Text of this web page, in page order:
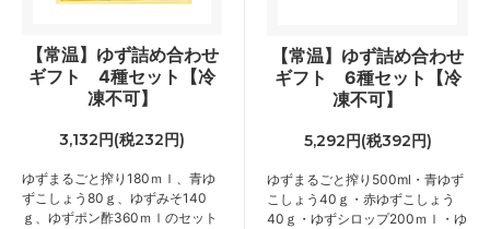
【常温】ゆず詰め合わせ
ギフト 4種セット【冷
凍不可】
3,132円(税232円)
ゆずまるごと搾り180ｍｌ、青ゆ
ずこしょう80ｇ、ゆずみそ140
ｇ、ゆずポン酢360ｍｌのセット
【常温】ゆず詰め合わせ
ギフト 6種セット【冷
凍不可】
5,292円(税392円)
ゆずまるごと搾り500ml・青ゆず
こしょう40ｇ・赤ゆずこしょう
40ｇ・ゆずシロップ200ｍｌ・ゆ